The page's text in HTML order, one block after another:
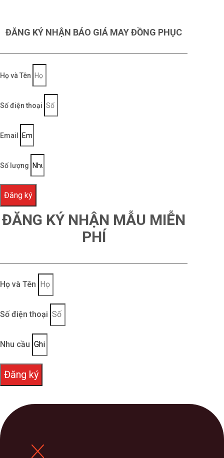
ĐĂNG KÝ NHẬN BÁO GIÁ MAY ĐỒNG PHỤC
Họ và Tên
Số điện thoại
Email
Số lượng
Đăng ký
ĐĂNG KÝ NHẬN MẪU MIỄN
PHÍ
Họ và Tên
Số điện thoại
Nhu cầu
Đăng ký